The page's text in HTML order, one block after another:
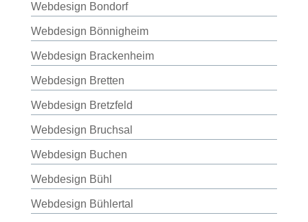
Webdesign Bondorf
Webdesign Bönnigheim
Webdesign Brackenheim
Webdesign Bretten
Webdesign Bretzfeld
Webdesign Bruchsal
Webdesign Buchen
Webdesign Bühl
Webdesign Bühlertal